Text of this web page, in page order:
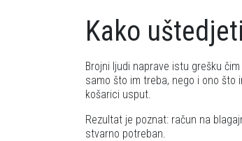
Kako
Brojni ljudi naprave istu grešku
samo što im treba, nego i ono što
košarici usput.
Rezultat je poznat: račun na
stvarno potreban.